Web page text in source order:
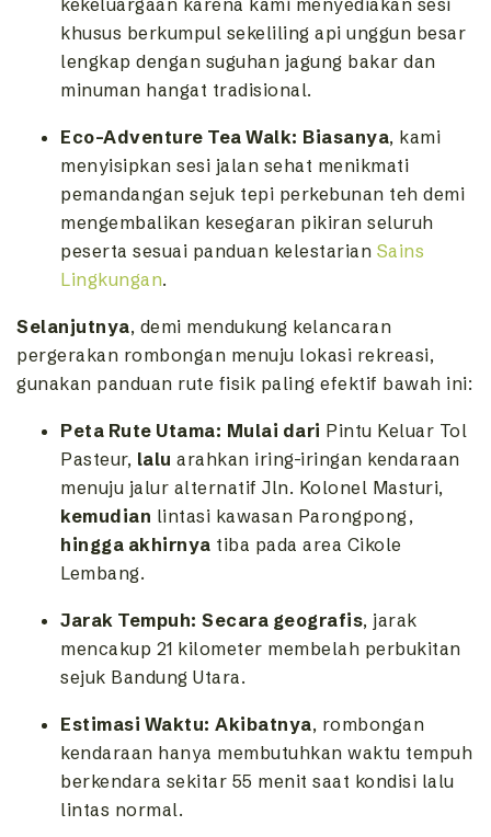
khusus berkumpul sekeliling api unggun besar
lengkap dengan suguhan jagung bakar dan
minuman hangat tradisional.
Eco-Adventure Tea Walk: Biasanya, kami
menyisipkan sesi jalan sehat menikmati
pemandangan sejuk tepi perkebunan teh demi
mengembalikan kesegaran pikiran seluruh
peserta sesuai panduan kelestarian Sains
Lingkungan.
Selanjutnya, demi mendukung kelancaran
pergerakan rombongan menuju lokasi rekreasi,
gunakan panduan rute fisik paling efektif bawah ini:
Peta Rute Utama: Mulai dari Pintu Keluar Tol
Pasteur, lalu arahkan iring-iringan kendaraan
menuju jalur alternatif Jln. Kolonel Masturi,
kemudian lintasi kawasan Parongpong,
hingga akhirnya tiba pada area Cikole
Lembang.
Jarak Tempuh: Secara geografis, jarak
mencakup 21 kilometer membelah perbukitan
sejuk Bandung Utara.
Estimasi Waktu: Akibatnya, rombongan
kendaraan hanya membutuhkan waktu tempuh
berkendara sekitar 55 menit saat kondisi lalu
lintas normal.